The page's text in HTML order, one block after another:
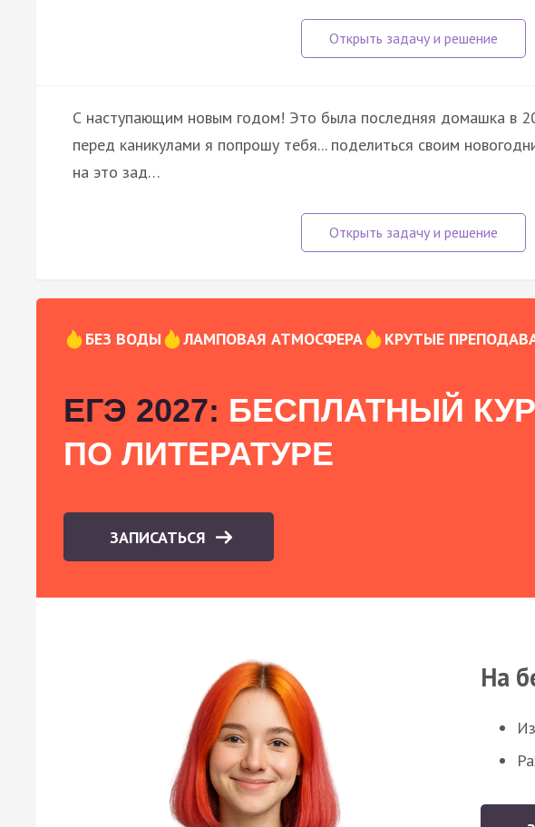
С наступающим новым годом! Это была последняя домашка в
перед каникулами я попрошу тебя... поделиться своим
на это зад…
БЕЗ ВОДЫ ЛАМПОВАЯ АТМОСФЕРА КРУТЫЕ
ЕГЭ 2027: БЕСПЛАТНЫЙ
ПО ЛИТЕРАТУРЕ
ЗАПИСАТЬСЯ
На